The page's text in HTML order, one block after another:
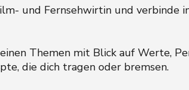
und Fernsehwirtin und verbinde
Themen mit Blick auf Werte,
die dich tragen oder bremsen.